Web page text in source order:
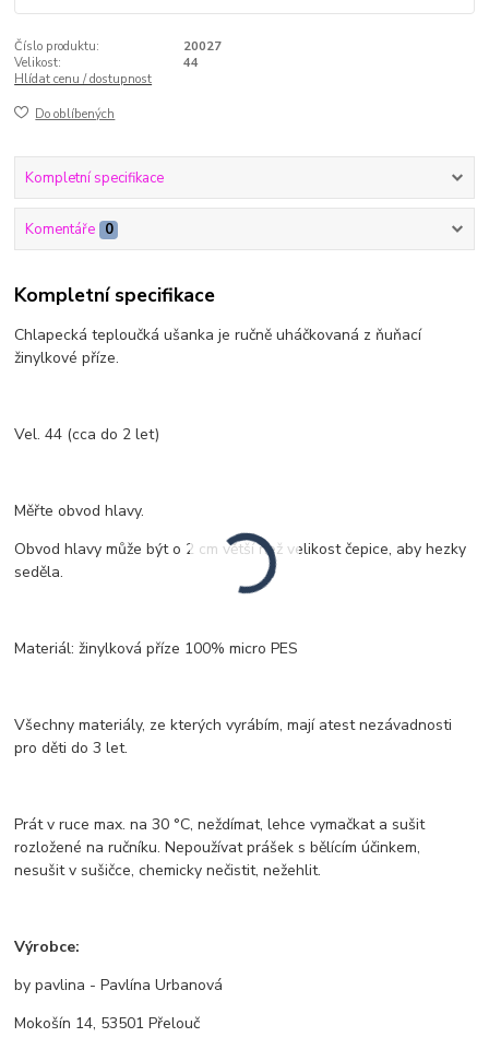
Číslo produktu:
20027
Velikost:
44
Hlídat cenu / dostupnost
Do oblíbených
Kompletní specifikace
Komentáře 0
Kompletní specifikace
Chlapecká teploučká ušanka je ručně uháčkovaná z ňuňací
žinylkové příze.
Vel. 44 (cca do 2 let)
Měřte obvod hlavy.
Obvod hlavy může být o 2 cm větší než velikost čepice, aby hezky
seděla.
Materiál: žinylková příze 100% micro PES
Všechny materiály, ze kterých vyrábím, mají atest nezávadnosti
pro děti do 3 let.
Prát v ruce max. na 30 °C, neždímat, lehce vymačkat a sušit
rozložené na ručníku. Nepoužívat prášek s bělícím účinkem,
nesušit v sušičce, chemicky nečistit, nežehlit.
Výrobce:
by pavlina - Pavlína Urbanová
Mokošín 14, 53501 Přelouč